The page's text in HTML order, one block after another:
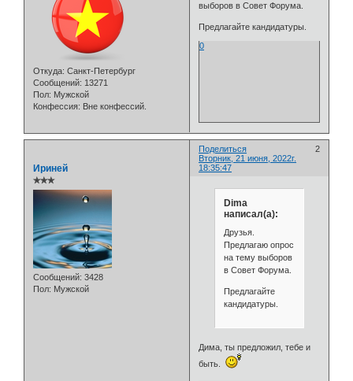
Откуда: Санкт-Петербург
Сообщений: 13271
Пол: Мужской
Конфессия: Вне конфессий.
выборов в Совет Форума.
Предлагайте кандидатуры.
0
Поделиться
2
Вторник, 21 июня, 2022г.
18:35:47
Ириней
✯✯✯
Сообщений: 3428
Пол: Мужской
Dima
написал(а):
Друзья.
Предлагаю опрос
на тему выборов
в Совет Форума.
Предлагайте
кандидатуры.
Дима, ты предложил, тебе и
быть.